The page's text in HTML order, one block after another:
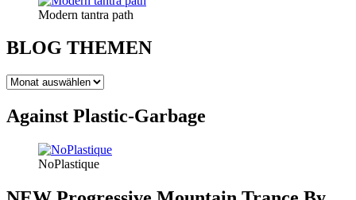
Modern tantra path
BLOG THEMEN
BLOG
Against Plastic-Garbage
NoPlastique